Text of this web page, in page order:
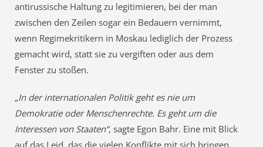
antirussische Haltung zu legitimieren, bei der man
zwischen den Zeilen sogar ein Bedauern vernimmt,
wenn Regimekritikern in Moskau lediglich der Prozess
gemacht wird, statt sie zu vergiften oder aus dem
Fenster zu stoßen.
„In der internationalen Politik geht es nie um
Demokratie oder Menschenrechte. Es geht um die
Interessen von Staaten“, sagte Egon Bahr. Eine mit Blick